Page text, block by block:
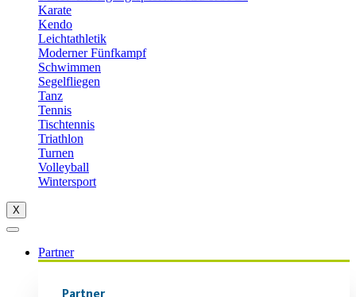
Karate
Kendo
Leichtathletik
Moderner Fünfkampf
Schwimmen
Segelfliegen
Tanz
Tennis
Tischtennis
Triathlon
Turnen
Volleyball
Wintersport
X
Partner
Partner